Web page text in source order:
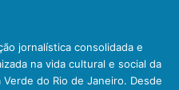
jornalística consolidada e
na vida cultural e social da
do Rio de Janeiro. Desde